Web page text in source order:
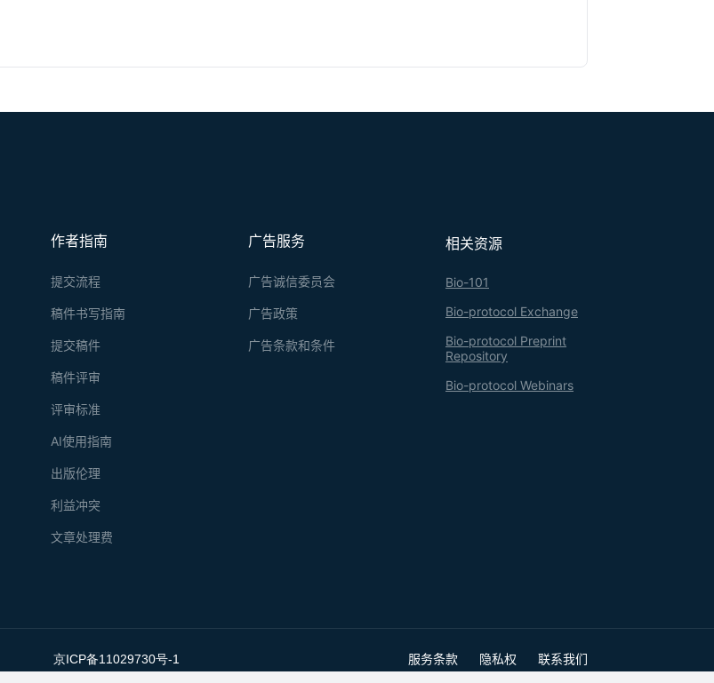
相关资源
Bio-101
Bio-protocol Exchange
Bio-protocol Preprint
Repository
Bio-protocol Webinars
广告服务
广告诚信委员会
广告政策
广告条款和条件
作者指南
提交流程
稿件书写指南
提交稿件
稿件评审
评审标准
AI使用指南
出版伦理
利益冲突
文章处理费
京ICP备11029730号-1 服务条款 隐私权 联系我们